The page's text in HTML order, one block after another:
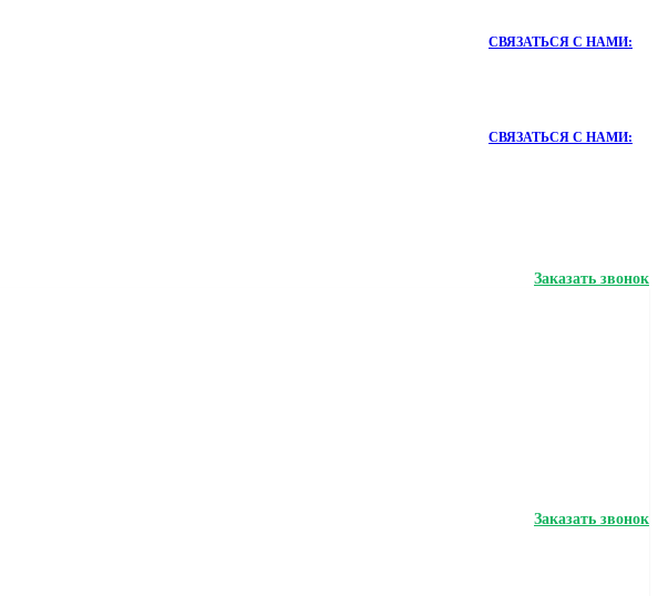
СВЯЗАТЬСЯ С НАМИ:
СВЯЗАТЬСЯ С НАМИ:
Заказать звонок
Заказать звонок